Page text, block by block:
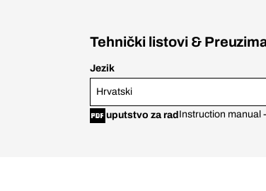
Tehnički listovi &
Jezik
Hrvatski
uputstvo za rad Instruction manual